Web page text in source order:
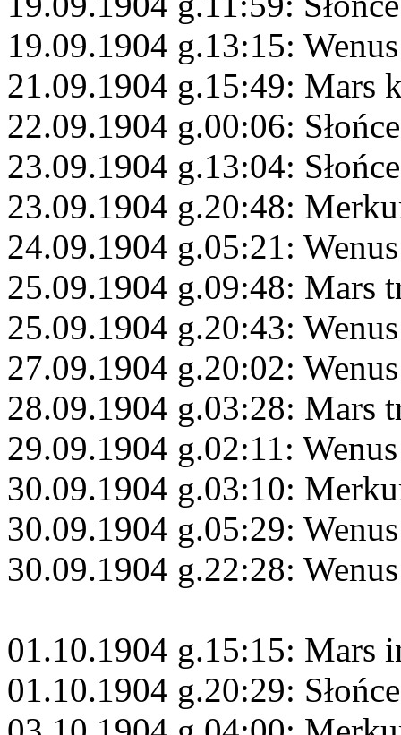
19.09.1904 g.13:15:
21.09.1904 g.15:49: Mars
22.09.1904 g.00:06:
23.09.1904 g.13:04:
23.09.1904 g.20:48:
24.09.1904 g.05:21:
25.09.1904 g.09:48: Mars
25.09.1904 g.20:43:
27.09.1904 g.20:02:
28.09.1904 g.03:28: Mars
29.09.1904 g.02:11:
30.09.1904 g.03:10:
30.09.1904 g.05:29:
30.09.1904 g.22:28:
01.10.1904 g.15:15: Mars
01.10.1904 g.20:29: